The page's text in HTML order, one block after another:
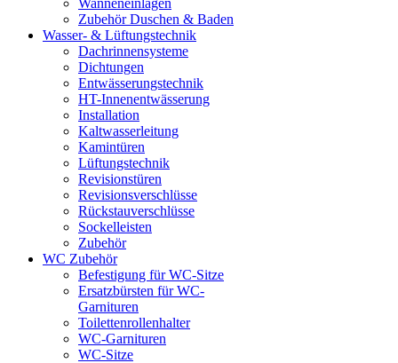
Wanneneinlagen
Zubehör Duschen & Baden
Wasser- & Lüftungstechnik
Dachrinnensysteme
Dichtungen
Entwässerungstechnik
HT-Innenentwässerung
Installation
Kaltwasserleitung
Kamintüren
Lüftungstechnik
Revisionstüren
Revisionsverschlüsse
Rückstauverschlüsse
Sockelleisten
Zubehör
WC Zubehör
Befestigung für WC-Sitze
Ersatzbürsten für WC-
Garnituren
Toilettenrollenhalter
WC-Garnituren
WC-Sitze